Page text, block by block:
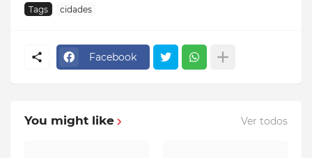
Tags cidades
Facebook
You might like Ver todos